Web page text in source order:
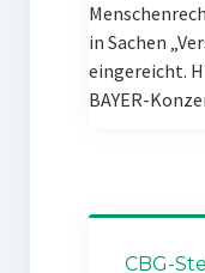
in Sachen
eingereicht.
BAYER-
CBG-